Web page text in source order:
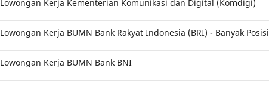
Lowongan Kerja Kementerian Komunikasi dan Digital (Komdigi)
Lowongan Kerja BUMN Bank Rakyat Indonesia (BRI) - Banyak Posisi
Lowongan Kerja BUMN Bank BNI